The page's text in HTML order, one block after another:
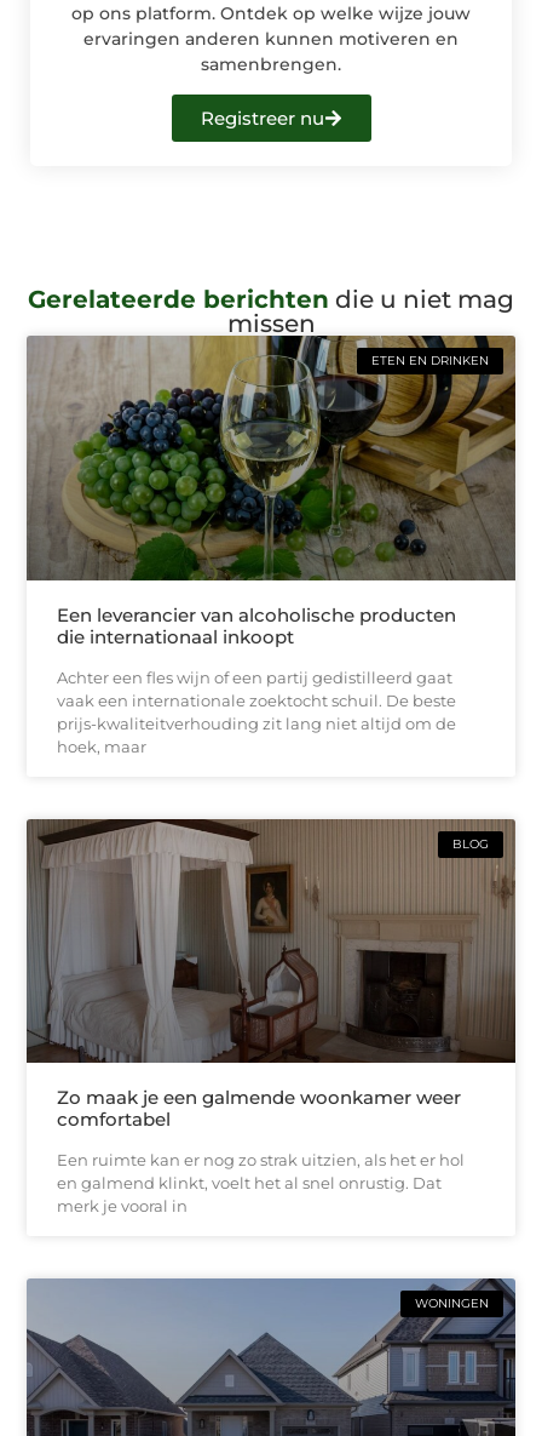
op ons platform. Ontdek op welke wijze jouw
ervaringen anderen kunnen motiveren en
samenbrengen.
Registreer nu
Gerelateerde berichten die u niet mag
missen
ETEN EN DRINKEN
Een leverancier van alcoholische producten
die internationaal inkoopt
Achter een fles wijn of een partij gedistilleerd gaat
vaak een internationale zoektocht schuil. De beste
prijs-kwaliteitverhouding zit lang niet altijd om de
hoek, maar
BLOG
Zo maak je een galmende woonkamer weer
comfortabel
Een ruimte kan er nog zo strak uitzien, als het er hol
en galmend klinkt, voelt het al snel onrustig. Dat
merk je vooral in
WONINGEN